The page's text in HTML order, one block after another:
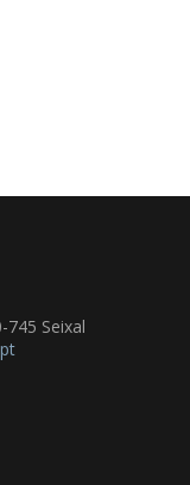
745 Seixal